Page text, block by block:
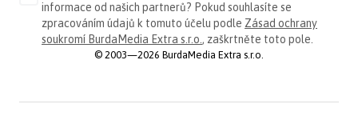
informace od našich partnerů? Pokud souhlasíte se
zpracováním údajů k tomuto účelu podle Zásad ochrany
soukromí BurdaMedia Extra s.r.o. , zaškrtněte toto pole.
© 2003—2026 BurdaMedia Extra s.r.o.